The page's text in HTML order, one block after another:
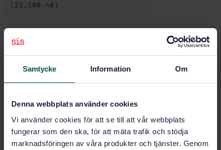
Samtycke Information Om
Denna webbplats använder cookies
Vi använder cookies för att se till att vår webbplats
fungerar som den ska, för att mäta trafik och stödja
marknadsföringen av våra produkter och tjänster. Genom
(23.100.40)
Köp denna standard
STANDARD
SVENSK STANDARD
hydraulslang – Krav
Prenumerera på standarden - Läs mer